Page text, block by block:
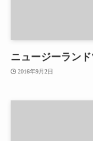
ニュージーラン
2016年9月2日